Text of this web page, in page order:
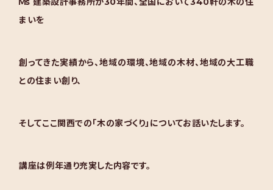
まいを
創ってきた実績から、地域の環境、地域の木材、地域の大工職
との住まい創り、
そしてここ関西での「木の家づくり」についてお話いたします。
講座は例年通り充実した内容です。